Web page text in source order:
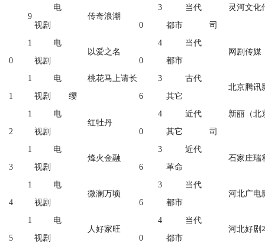
9
电
视剧
传奇浪潮
3
0
当代
都市
灵河文化
司
1
0
电
视剧
以爱之名
4
0
当代
都市
网剧传媒
1
1
电
视剧
桃花马上请长
缨
3
6
古代
其它
北京腾讯
1
2
电
视剧
红牡丹
4
0
近代
其它
新丽（北
司
1
3
电
视剧
烽火金融
3
6
近代
革命
石家庄瑞
1
4
电
视剧
微澜万顷
3
6
当代
都市
河北广电
1
5
电
视剧
人好家旺
4
0
当代
都市
河北好剧